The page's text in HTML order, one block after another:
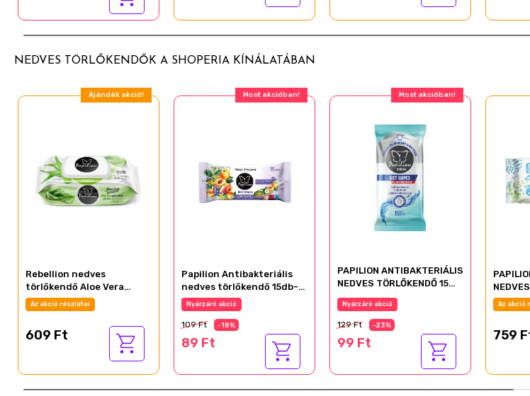
NEDVES TÖRLŐKENDŐK A SHOPERIA KÍNÁLATÁBAN
Ajándék akció!
Rebellion nedves
törlőkendő Aloe Vera
100db-os
Az akció részletei
609 Ft
Most akcióban!
Papilion Antibakteriális
nedves törlőkendő 15db-
osNyárzáró akció
109 Ft -18%
89 Ft
Most akcióban!
PAPILION ANTIBAKTERIÁLIS
NEDVES TÖRLŐKENDŐ 15
LAPOS
Nyárzáró akció
129 Ft -23%
99 Ft
LAPOS
Az akció
759